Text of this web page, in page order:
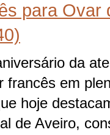
para Ovar
da
francês em
hoje
de Aveiro,